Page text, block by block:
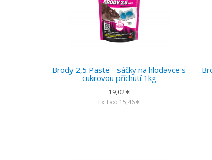
Brody 2,5 Paste - sáčky na hlodavce s
cukrovou příchutí 1kg
19,02 €
Ex Tax: 15,46 €